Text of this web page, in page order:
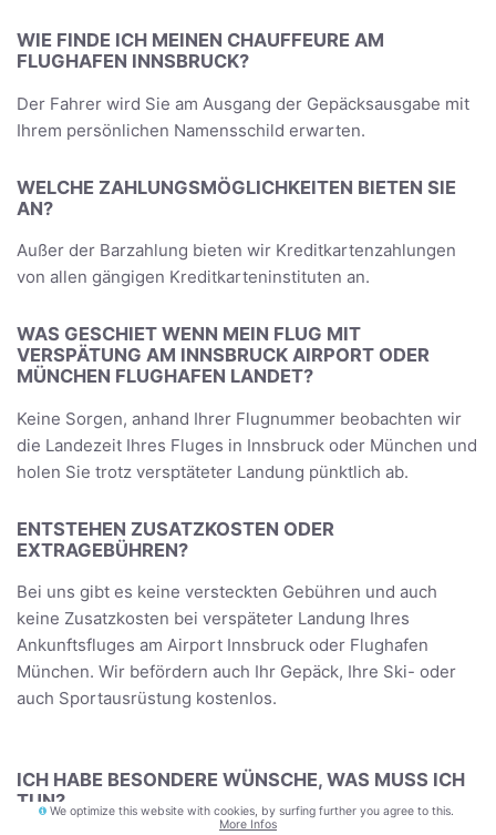
WIE FINDE ICH MEINEN CHAUFFEURE AM
FLUGHAFEN INNSBRUCK?
Der Fahrer wird Sie am Ausgang der Gepäcksausgabe mit
Ihrem persönlichen Namensschild erwarten.
WELCHE ZAHLUNGSMÖGLICHKEITEN BIETEN SIE
AN?
Außer der Barzahlung bieten wir Kreditkartenzahlungen
von allen gängigen Kreditkarteninstituten an.
WAS GESCHIET WENN MEIN FLUG MIT
VERSPÄTUNG AM INNSBRUCK AIRPORT ODER
MÜNCHEN FLUGHAFEN LANDET?
Keine Sorgen, anhand Ihrer Flugnummer beobachten wir
die Landezeit Ihres Fluges in Innsbruck oder München und
holen Sie trotz versptäteter Landung pünktlich ab.
ENTSTEHEN ZUSATZKOSTEN ODER
EXTRAGEBÜHREN?
Bei uns gibt es keine versteckten Gebühren und auch
keine Zusatzkosten bei verspäteter Landung Ihres
Ankunftsfluges am Airport Innsbruck oder Flughafen
München. Wir befördern auch Ihr Gepäck, Ihre Ski- oder
auch Sportausrüstung kostenlos.
ICH HABE BESONDERE WÜNSCHE, WAS MUSS ICH
TUN?We optimize this website with cookies, by surfing further you agree to this.
More Infos